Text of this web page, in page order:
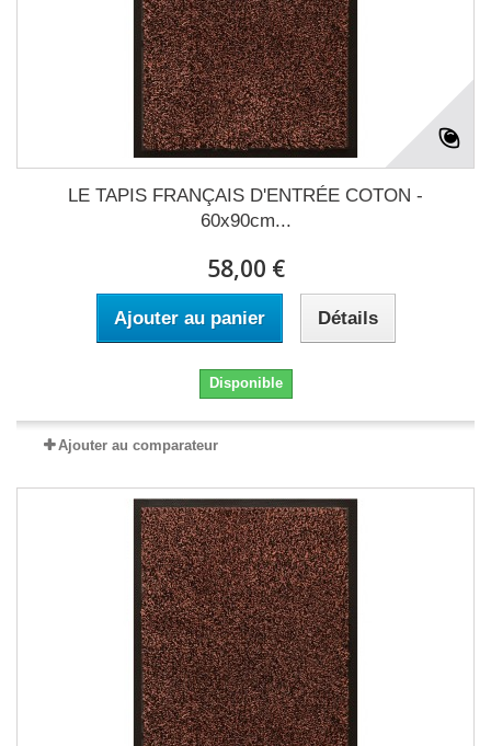
LE TAPIS FRANÇAIS D'ENTRÉE COTON -
60x90cm...
58,00 €
Ajouter au panier Détails
Disponible
Ajouter au comparateur